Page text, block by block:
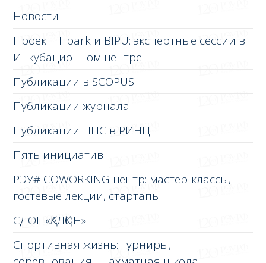
Новости
Проект IT park и BIPU: экспертные сессии в
Инкубационном центре
Публикации в SCOPUS
Публикации журнала
Публикации ППС в РИНЦ
Пять инициатив
РЭУ# COWORKING-центр: мастер-классы,
гостевые лекции, стартапы
СДОГ «ҚАЛҚОН»
Спортивная жизнь: турниры,